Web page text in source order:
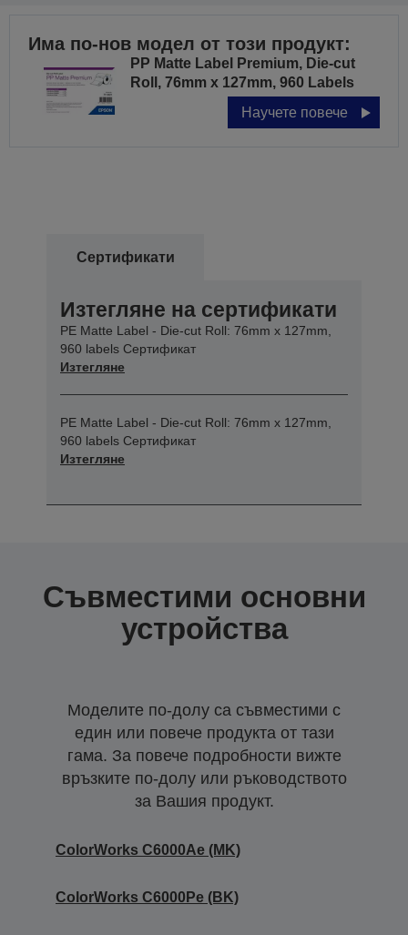
Има по-нов модел от този продукт:
PP Matte Label Premium, Die-cut
Roll, 76mm x 127mm, 960 Labels
Научете повече
Сертификати
Изтегляне на сертификати
PE Matte Label - Die-cut Roll: 76mm x 127mm,
960 labels Сертификат
Изтегляне
PE Matte Label - Die-cut Roll: 76mm x 127mm,
960 labels Сертификат
Изтегляне
Съвместими основни
устройства
Моделите по-долу са съвместими с
един или повече продукта от тази
гама. За повече подробности вижте
връзките по-долу или ръководството
за Вашия продукт.
ColorWorks C6000Ae (MK)
ColorWorks C6000Pe (BK)